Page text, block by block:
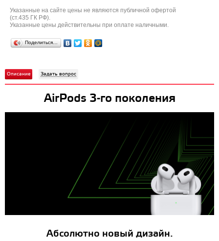
Указанные на сайте цены не являются публичной офертой
(ст.435 ГК РФ).
Указанные цены действительны при оплате наличными.
Поделиться…
Описание Задать вопрос
AirPods 3‑го поколения
Абсолютно новый дизайн.